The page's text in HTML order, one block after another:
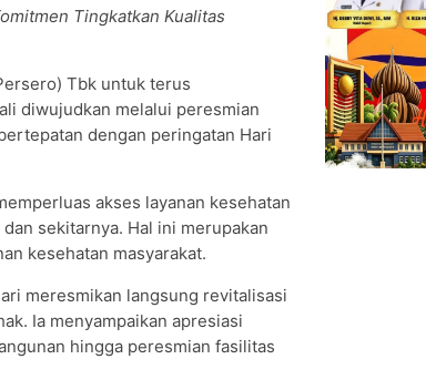
Tingkatkan Kualitas
Tbk untuk terus
diwujudkan melalui peresmian
dengan peringatan Hari
akses layanan kesehatan
sekitarnya. Hal ini merupakan
kesehatan masyarakat.
meresmikan langsung revitalisasi
Ia menyampaikan apresiasi
hingga peresmian fasilitas